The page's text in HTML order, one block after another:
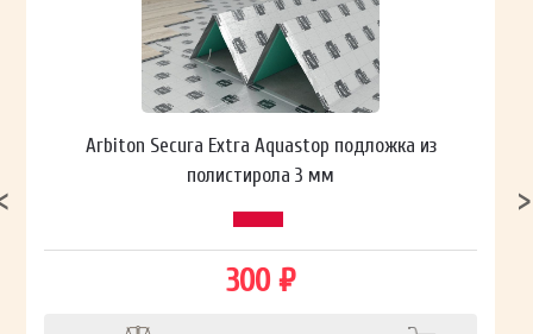
Arbiton Secura Extra Aquastop подложка из
полистирола 3 мм
300 ₽